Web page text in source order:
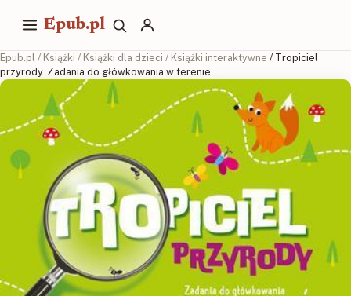
Epub.pl
Epub.pl / Książki / Książki dla dzieci / Książki interaktywne / Tropiciel
przyrody. Zadania do główkowania w terenie